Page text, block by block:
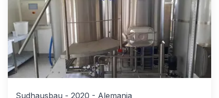
Sudhausbau - 2020 - Alemania